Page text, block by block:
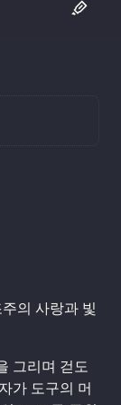
의 사랑과 빛
그리며 걷도
가 도구의 머